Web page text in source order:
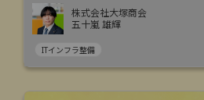
株式会社大塚商会
五十嵐 雄輝
ITインフラ整備